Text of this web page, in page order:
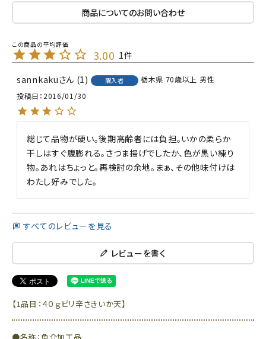
商品についてのお問い合わせ
3.00 1
sannkaku 1 購入者 栃木県 70歳以上 男性
投稿日 2016/01/30
総じて品物が硬い。後期高齢者には負担。いかの柔らか
干しはすぐ腹膨れる。さつま揚げでしたか、色が黒い練り
物。あれはちょっと。再検討の余地。まぁ、その他味付けは
わたし好みでした。
すべてのレビューを見る
レビューを書く
【1品目：４０ｇピリ辛さきいか天】